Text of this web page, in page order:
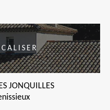
JONQUILLES